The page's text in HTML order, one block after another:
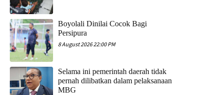
Boyolali Dinilai Cocok Bagi
Persipura
8 August 2026 22:00 PM
Selama ini pemerintah daerah tidak
pernah dilibatkan dalam pelaksanaan
MBG